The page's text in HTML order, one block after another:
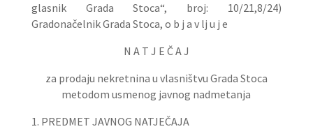
glasnik Grada Stoca“, broj: 10/21,8/24)
Gradonačelnik Grada Stoca, o b j a v lj u j e
N A T J E Č A J
za prodaju nekretnina u vlasništvu Grada Stoca
metodom usmenog javnog nadmetanja
1. PREDMET JAVNOG NATJEČAJA